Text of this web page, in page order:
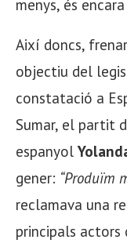
menys, és
Així doncs,
objectiu del
constatació a
Sumar, el partit
espanyol
gener: “Produïm
reclamava una
principals